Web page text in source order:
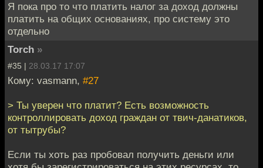
Я пока про то что платить налог за доход должны
платить на общих основаниях, про систему это
отдельно
Torch »
#35 | 28.03.17 17:07
Кому: vasmann, #27
> Ты уверен что платит? Есть возможность
контроллировать доход граждан от твич-данатиков,
от тытрубы?
Если ты хоть раз пробовал получить деньги или